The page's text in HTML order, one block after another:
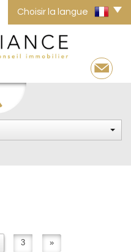
Choisir la langue
3 »